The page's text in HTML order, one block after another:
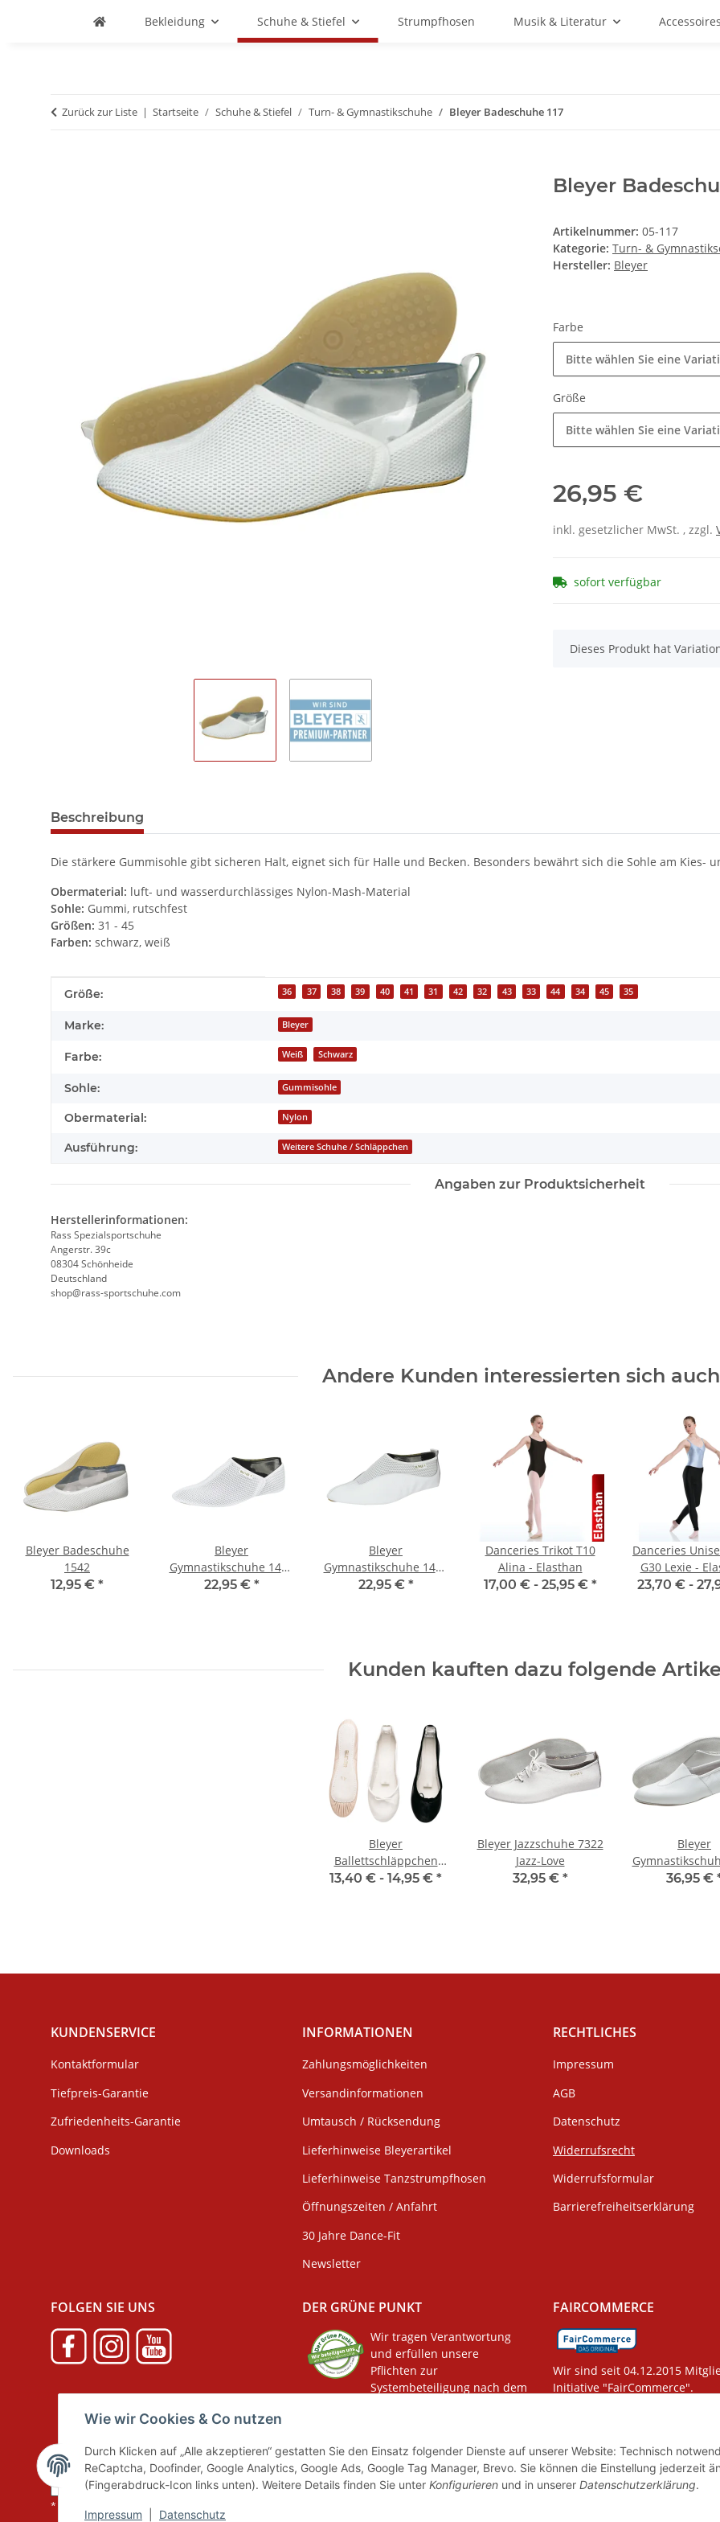
Wie wir Cookies & Co nutzen
Durch Klicken auf „Alle akzeptieren“ gestatten Sie den Einsatz folgender Dienste auf unserer Website: Technisch
ReCaptcha, Doofinder, Google Analytics, Google Ads, Google Tag Manager, Brevo. Sie können die Einstellung jederzeit
(Fingerabdruck-Icon links unten). Weitere Details finden Sie unter Konfigurieren und in unserer Datenschutzerklärung.
Impressum Datenschutz
Bekleidung Schuhe & Stiefel Strumpfhosen Musik & Literatur
Zurück zur Liste Startseite Schuhe & Stiefel Turn- & Gymnastikschuhe Bleyer Badeschuhe 117
Bleyer
Artikelnummer: 05-117
Kategorie: Turn- &
Hersteller: Bleyer
Farbe
Bitte wählen Sie eine
Größe
Bitte wählen Sie eine
26,95 €
inkl. gesetzlicher MwSt. , zzgl.
sofort verfügbar
x
Dieses Produkt hat
Beschreibung
Die stärkere Gummisohle gibt sicheren Halt, eignet sich für Halle und Becken. Besonders bewährt sich die Sohle am Kies-
Obermaterial: luft- und wasserdurchlässiges Nylon-Mash-Material
Sohle: Gummi, rutschfest
Größen: 31 - 45
Farben: schwarz, weiß
Produkteigenschaft
Wert
Größe: 36 37 38 39 40 41 31 42 32 43 33 44 34 45 35
Marke: Bleyer
Farbe: Weiß Schwarz
Sohle: Gummisohle
Obermaterial: Nylon
Ausführung: Weitere Schuhe / Schläppchen
Angaben zur Produktsicherheit
Herstellerinformationen:
Rass Spezialsportschuhe
Angerstr. 39c
08304 Schönheide
Deutschland
shop@rass-sportschuhe.com
Andere Kunden interessierten sich
Bleyer Badeschuhe
1542
12,95 € *
Bleyer
Gymnastikschuhe 1433
Comforto
22,95 € *
Bleyer
Gymnastikschuhe 1445
Rondo-L
22,95 € *
Danceries Trikot T10
Alina - Elasthan
17,00 € - 25,95 € *
Danceries
G30 Lexie -
23,70 € -
Kunden kauften dazu folgende
Bleyer
Ballettschläppchen
4613 Danzina
13,40 € - 14,95 € *
Bleyer Jazzschuhe 7322
Jazz-Love
32,95 € *
Bleyer
Hamburg
36,95 €
KUNDENSERVICE
Kontaktformular
Tiefpreis-Garantie
Zufriedenheits-Garantie
Downloads
INFORMATIONEN
Zahlungsmöglichkeiten
Versandinformationen
Umtausch / Rücksendung
Lieferhinweise Bleyerartikel
Lieferhinweise Tanzstrumpfhosen
Öffnungszeiten / Anfahrt
30 Jahre Dance-Fit
Newsletter
RECHTLICHES
Impressum
AGB
Datenschutz
Widerrufsrecht
Widerrufsformular
Barrierefreiheitserklärung
FOLGEN SIE UNS DER GRÜNE PUNKT
Wir tragen Verantwortung
und erfüllen unsere
Pflichten zur
Systembeteiligung nach dem
FAIRCOMMERCE
Wir sind seit 04.12.2015
Initiative "FairCommerce".
Vertrag widerrufen
* Alle Preise inkl. gesetzlicher MwSt., zzgl.